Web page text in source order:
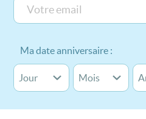
Ma date anniversaire :